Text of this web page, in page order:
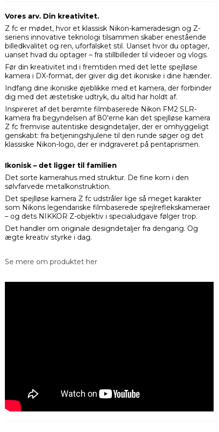
Vores arv. Din kreativitet.
Z fc er mødet, hvor et klassisk Nikon-kameradesign og Z-
seriens innovative teknologi tilsammen skaber enestående
billedkvalitet og ren, uforfalsket stil. Uanset hvor du optager,
uanset hvad du optager – fra stillbilleder til videoer og vlogs.
Før din kreativitet ind i fremtiden med det lette spejlløse
kamera i DX-format, der giver dig det ikoniske i dine hænder.
Indfang dine ikoniske øjeblikke med et kamera, der forbinder
dig med det æstetiske udtryk, du altid har holdt af.
Inspireret af det berømte filmbaserede Nikon FM2 SLR-
kamera fra begyndelsen af 80'erne kan det spejlløse kamera
Z fc fremvise autentiske designdetaljer, der er omhyggeligt
genskabt: fra betjeningshjulene til den runde søger og det
klassiske Nikon-logo, der er indgraveret på pentaprismen.
Ikonisk – det ligger til familien
Det sorte kamerahus med struktur. De fine korn i den
sølvfarvede metalkonstruktion.
Det spejlløse kamera Z fc udstråler lige så meget karakter
som Nikons legendariske filmbaserede spejlreflekskameraer
– og dets NIKKOR Z-objektiv i specialudgave følger trop.
Det handler om originale designdetaljer fra dengang. Og
ægte kreativ styrke i dag.
Se mere om produktet her